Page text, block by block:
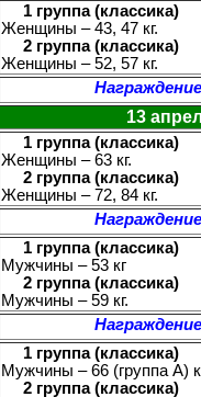
1 группа (классика)
Женщины – 43, 47 кг.
2 группа (классика)
Женщины – 52, 57 кг.
13
1 группа (классика)
Женщины – 63 кг.
2 группа (классика)
Женщины – 72, 84 кг.
1 группа (классика)
Мужчины – 53 кг
2 группа (классика)
Мужчины – 59 кг.
1 группа (классика)
Мужчины – 66 (группа А)
2 группа (классика)